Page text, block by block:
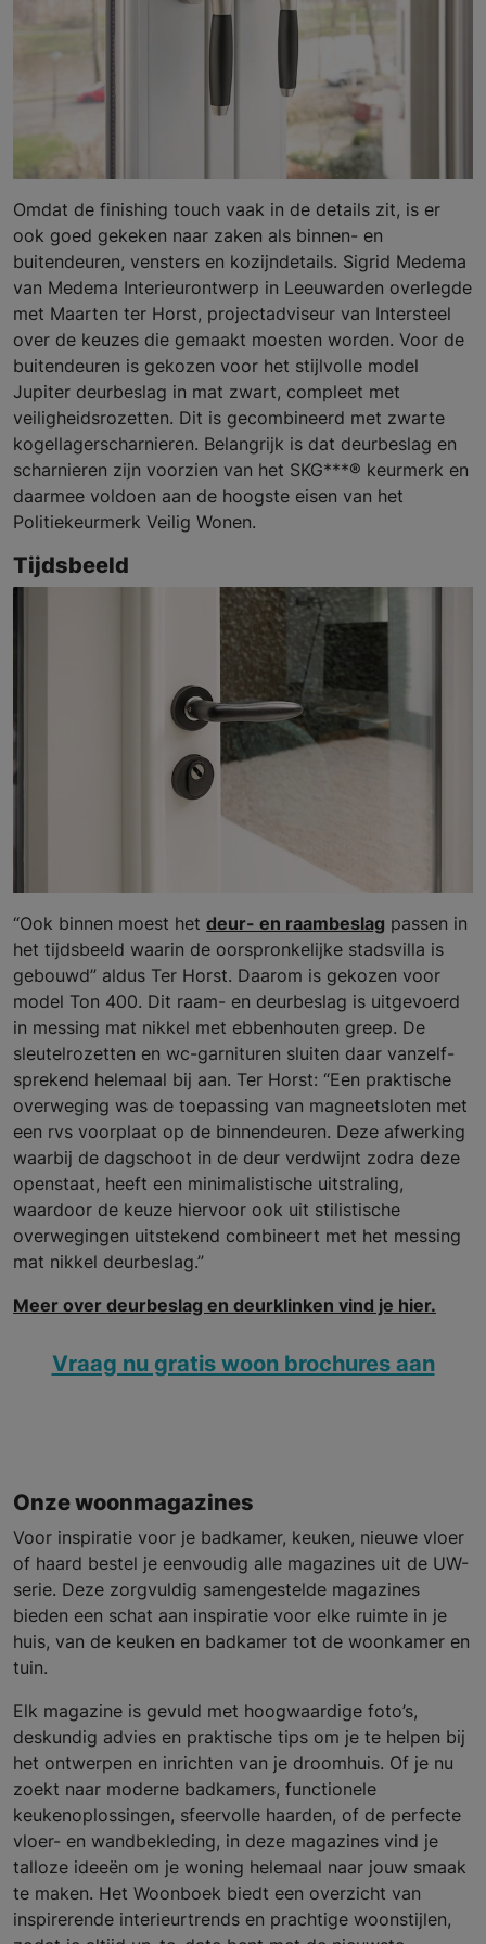
Omdat de finishing touch vaak in de details zit, is er
ook goed gekeken naar zaken als binnen- en
buitendeuren, vensters en kozijndetails. Sigrid Medema
van Medema Interieurontwerp in Leeuwarden overlegde
met Maarten ter Horst, projectadviseur van Intersteel
over de keuzes die gemaakt moesten worden. Voor de
buitendeuren is gekozen voor het stijlvolle model
Jupiter deurbeslag in mat zwart, compleet met
veiligheidsrozetten. Dit is gecombineerd met zwarte
kogellagerscharnieren. Belangrijk is dat deurbeslag en
scharnieren zijn voorzien van het SKG***® keurmerk en
daarmee voldoen aan de hoogste eisen van het
Politiekeurmerk Veilig Wonen.
Tijdsbeeld
“Ook binnen moest het deur- en raambeslag passen in
het tijdsbeeld waarin de oorspronkelijke stadsvilla is
gebouwd” aldus Ter Horst. Daarom is gekozen voor
model Ton 400. Dit raam- en deurbeslag is uitgevoerd
in messing mat nikkel met ebben­houten greep. De
sleutelrozetten en wc-garnituren sluiten daar van­zelf­
sprekend helemaal bij aan. Ter Horst: “Een prak­tische
overweging was de toepassing van magneetsloten met
een rvs voorplaat op de binnendeuren. Deze afwerking
waarbij de dagschoot in de deur verdwijnt zodra deze
openstaat, heeft een minimalistische uitstraling,
waardoor de keuze hiervoor ook uit stilistische
overwegingen uitstekend combineert met het messing
mat nikkel deurbeslag.”
Meer over deurbeslag en deurklinken vind je hier.
Vraag nu gratis woon brochures aan
Onze woonmagazines
Voor inspiratie voor je badkamer, keuken, nieuwe vloer
of haard bestel je eenvoudig alle magazines uit de UW-
serie. Deze zorgvuldig samengestelde magazines
bieden een schat aan inspiratie voor elke ruimte in je
huis, van de keuken en badkamer tot de woonkamer en
tuin.
Elk magazine is gevuld met hoogwaardige foto’s,
deskundig advies en praktische tips om je te helpen bij
het ontwerpen en inrichten van je droomhuis. Of je nu
zoekt naar moderne badkamers, functionele
keukenoplossingen, sfeervolle haarden, of de perfecte
vloer- en wandbekleding, in deze magazines vind je
talloze ideeën om je woning helemaal naar jouw smaak
te maken. Het Woonboek biedt een overzicht van
inspirerende interieurtrends en prachtige woonstijlen,